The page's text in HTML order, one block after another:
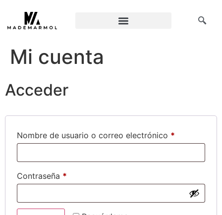
Mi cuenta
Acceder
Nombre de usuario o correo electrónico *
Contraseña *